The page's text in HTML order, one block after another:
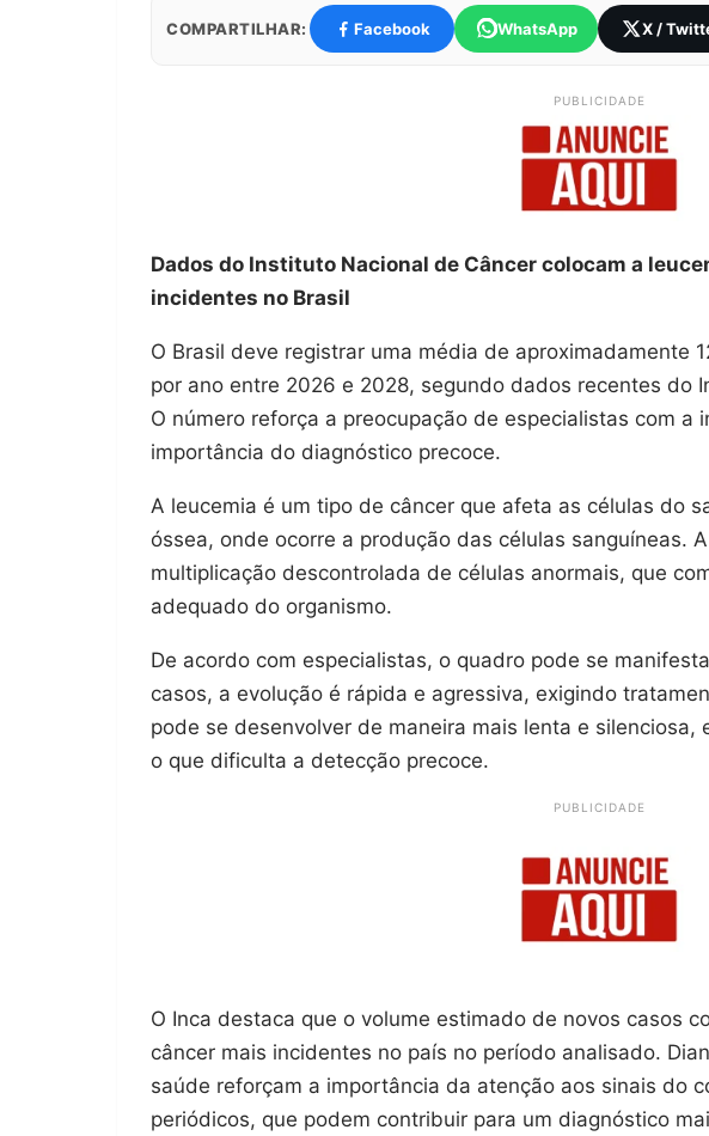
COMPARTILHAR: Facebook WhatsApp X /
PUBLICIDADE
Dados do Instituto Nacional de Câncer colocam a
incidentes no Brasil
O Brasil deve registrar uma média de aproximadamente
por ano entre 2026 e 2028, segundo dados recentes do
O número reforça a preocupação de especialistas com a
importância do diagnóstico precoce.
A leucemia é um tipo de câncer que afeta as células do
óssea, onde ocorre a produção das células sanguíneas.
multiplicação descontrolada de células anormais, que
adequado do organismo.
De acordo com especialistas, o quadro pode se
casos, a evolução é rápida e agressiva, exigindo
pode se desenvolver de maneira mais lenta e silenciosa,
o que dificulta a detecção precoce.
PUBLICIDADE
O Inca destaca que o volume estimado de novos casos
câncer mais incidentes no país no período analisado.
saúde reforçam a importância da atenção aos sinais do
periódicos, que podem contribuir para um diagnóstico